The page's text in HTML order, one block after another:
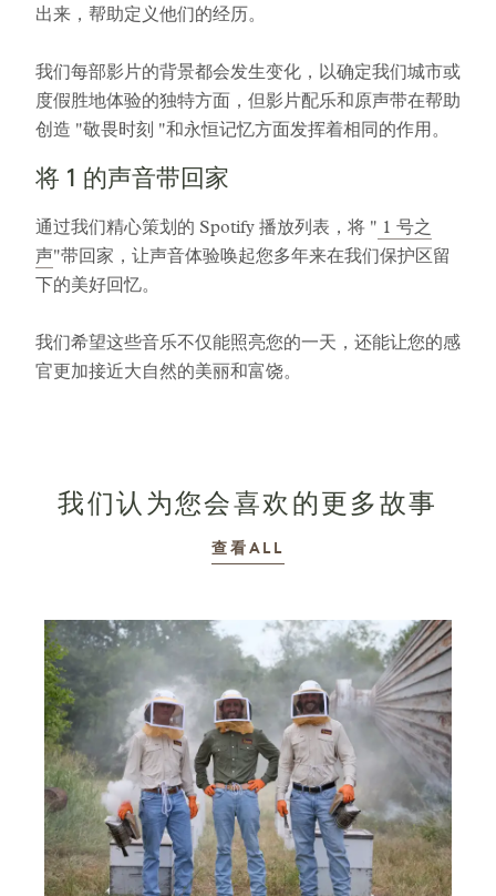
出来，帮助定义他们的经历。
我们每部影片的背景都会发生变化，以确定我们城市或
度假胜地体验的独特方面，但影片配乐和原声带在帮助
创造 "敬畏时刻 "和永恒记忆方面发挥着相同的作用。
将 1 的声音带回家
通过我们精心策划的 Spotify 播放列表，将 " 1 号之
声"带回家，让声音体验唤起您多年来在我们保护区留
下的美好回忆。
我们希望这些音乐不仅能照亮您的一天，还能让您的感
官更加接近大自然的美丽和富饶。
我们认为您会喜欢的更多故事
查看ALL